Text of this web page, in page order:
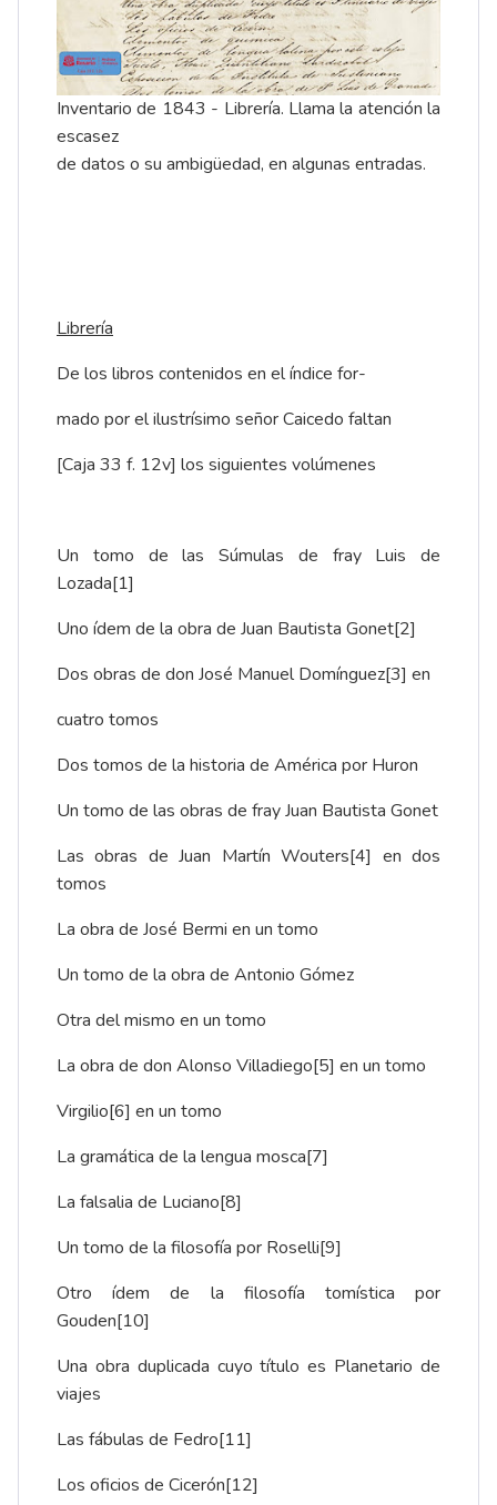
Inventario de 1843 - Librería. Llama la atención la
escasez
de datos o su ambigüedad, en algunas entradas.
Librería
De los libros contenidos en el índice for-
mado por el ilustrísimo señor Caicedo faltan
[Caja 33 f. 12v] los siguientes volúmenes
Un tomo de las Súmulas de fray Luis de
Lozada[1]
Uno ídem de la obra de Juan Bautista Gonet[2]
Dos obras de don José Manuel Domínguez[3] en
cuatro tomos
Dos tomos de la historia de América por Huron
Un tomo de las obras de fray Juan Bautista Gonet
Las obras de Juan Martín Wouters[4] en dos
tomos
La obra de José Bermi en un tomo
Un tomo de la obra de Antonio Gómez
Otra del mismo en un tomo
La obra de don Alonso Villadiego[5] en un tomo
Virgilio[6] en un tomo
La gramática de la lengua mosca[7]
La falsalia de Luciano[8]
Un tomo de la filosofía por Roselli[9]
Otro ídem de la filosofía tomística por
Gouden[10]
Una obra duplicada cuyo título es Planetario de
viajes
Las fábulas de Fedro[11]
Los oficios de Cicerón[12]